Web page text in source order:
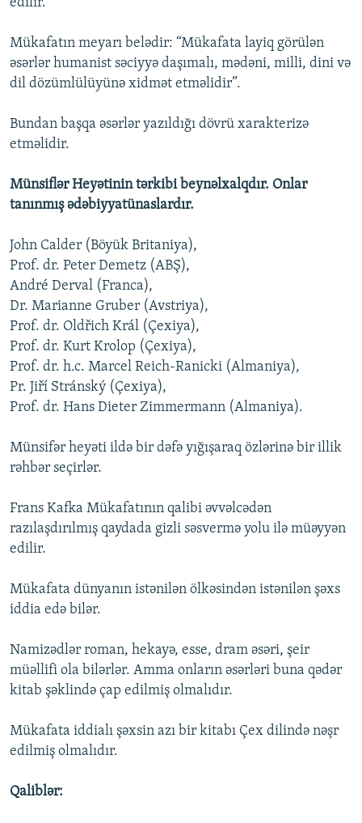
Mükafatın meyarı belədir: “Mükafata layiq görülən
əsərlər humanist səciyyə daşımalı, mədəni, milli, dini və
dil dözümlülüyünə xidmət etməlidir”.
Bundan başqa əsərlər yazıldığı dövrü xarakterizə
etməlidir.
Münsiflər Heyətinin tərkibi beynəlxalqdır. Onlar
tanınmış ədəbiyyatünaslardır.
John Calder (Böyük Britaniya),
Prof. dr. Peter Demetz (ABŞ),
André Derval (Franca),
Dr. Marianne Gruber (Avstriya),
Prof. dr. Oldřich Král (Çexiya),
Prof. dr. Kurt Krolop (Çexiya),
Prof. dr. h.c. Marcel Reich-Ranicki (Almaniya),
Pr. Jiří Stránský (Çexiya),
Prof. dr. Hans Dieter Zimmermann (Almaniya).
Münsifər heyəti ildə bir dəfə yığışaraq özlərinə bir illik
rəhbər seçirlər.
Frans Kafka Mükafatının qalibi əvvəlcədən
razılaşdırılmış qaydada gizli səsvermə yolu ilə müəyyən
edilir.
Mükafata dünyanın istənilən ölkəsindən istənilən şəxs
iddia edə bilər.
Namizədlər roman, hekayə, esse, dram əsəri, şeir
müəllifi ola bilərlər. Amma onların əsərləri buna qədər
kitab şəklində çap edilmiş olmalıdır.
Mükafata iddialı şəxsin azı bir kitabı Çex dilində nəşr
edilmiş olmalıdır.
Qaliblər: